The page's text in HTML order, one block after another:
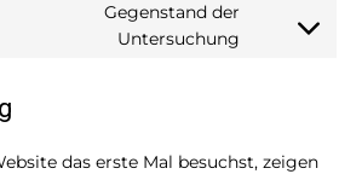
service
Gegenstand der
Untersuchung
Consent
das erste Mal besuchst, zeigen